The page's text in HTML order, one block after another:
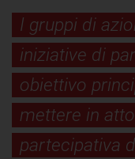
I gruppi di
iniziative di
obiettivo
mettere in
partecipativa